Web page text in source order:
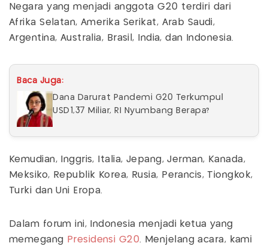
Negara yang menjadi anggota G20 terdiri dari
Afrika Selatan, Amerika Serikat, Arab Saudi,
Argentina, Australia, Brasil, India, dan Indonesia.
Baca Juga:
Dana Darurat Pandemi G20 Terkumpul
USD1,37 Miliar, RI Nyumbang Berapa?
Kemudian, Inggris, Italia, Jepang, Jerman, Kanada,
Meksiko, Republik Korea, Rusia, Perancis, Tiongkok,
Turki dan Uni Eropa.
Dalam forum ini, Indonesia menjadi ketua yang
memegang Presidensi G20. Menjelang acara, kami